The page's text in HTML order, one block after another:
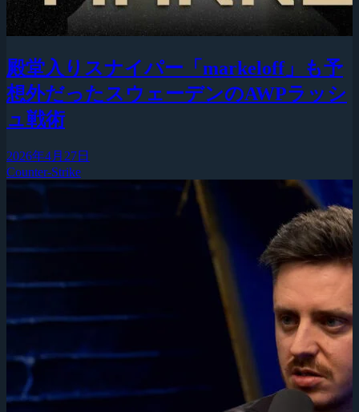
殿堂入りスナイパー「markeloff」も予
想外だったスウェーデンのAWPラッシ
ュ戦術
2026年4月27日
Counter-Strike